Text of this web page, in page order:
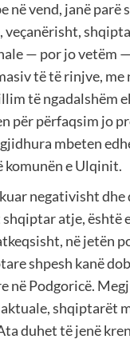
në vend, janë
— por jo vetëm
të të rinjve,
të ngadalshëm
për përfaqsim jo
mbeten
komunën e Ulqinit.
negativisht
atje,
në
shpesh kanë
në Podgoricë.
shqiptarët
duhet të jenë